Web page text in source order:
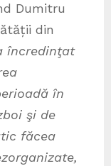
Dumitru
din
încredinţat
în
şi de
făcea